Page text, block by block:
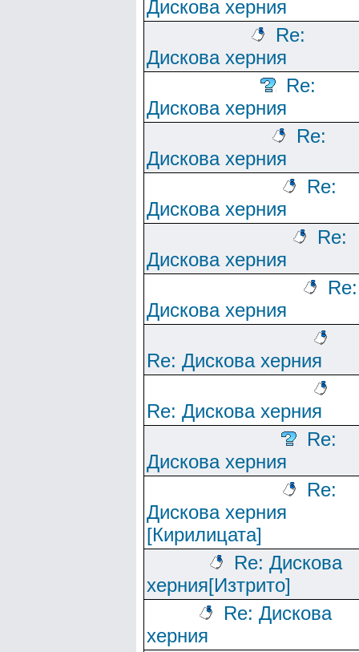
Дискова херния
Re:
Дискова херния
Re:
Дискова херния
Re:
Дискова херния
Re:
Дискова херния
Re:
Дискова херния
Re:
Дискова херния
Re: Дискова херния
Re: Дискова херния
Re:
Дискова херния
Re:
Дискова херния
[Кирилицата]
Re: Дискова
херния[Изтрито]
Re: Дискова
херния